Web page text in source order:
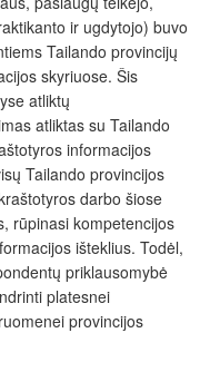
ir ugdytojo) buvo
Tailando provincijų
skyriuose. Šis
atliktų
atliktas su Tailando
informacijos
Tailando provincijos
darbo šiose
rūpinasi kompetencijos
išteklius. Todėl,
priklausomybė
platesnei
provincijos